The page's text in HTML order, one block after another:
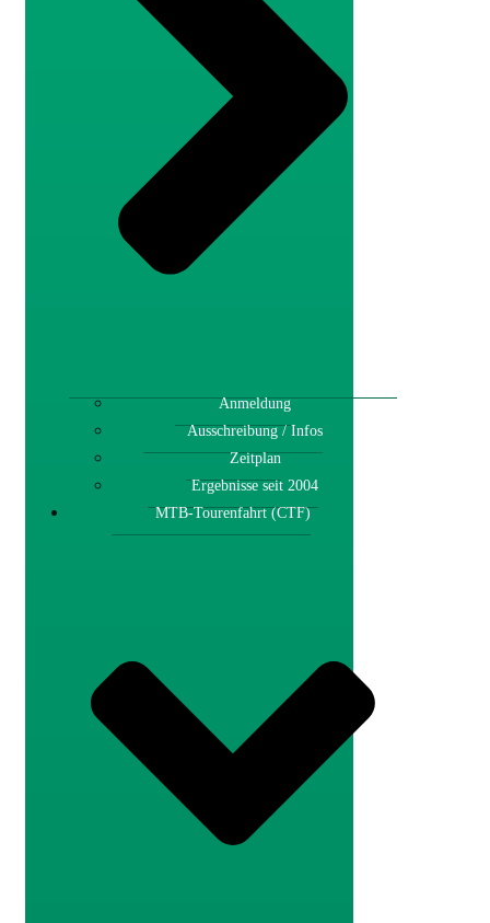
Anmeldung
Ausschreibung / Infos
Zeitplan
Ergebnisse seit 2004
MTB-Tourenfahrt (CTF)